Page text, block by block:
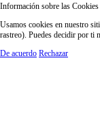
Información sobre las Cookies
Usamos cookies en nuestro
rastreo). Puedes decidir por ti
De acuerdo Rechazar